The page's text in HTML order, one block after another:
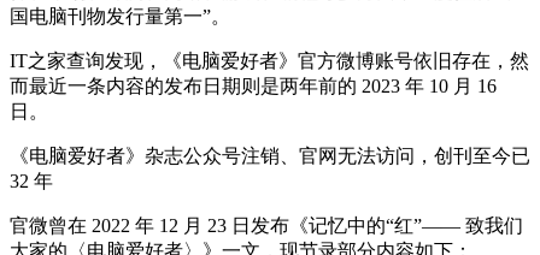
国电脑刊物发行量第一”。
IT之家查询发现，《电脑爱好者》官方微博账号依旧存在，然
而最近一条内容的发布日期则是两年前的 2023 年 10 月 16
日。
《电脑爱好者》杂志公众号注销、官网无法访问，创刊至今已
32 年
官微曾在 2022 年 12 月 23 日发布《记忆中的“红”—— 致我们
大家的〈电脑爱好者〉》一文，现节录部分内容如下：